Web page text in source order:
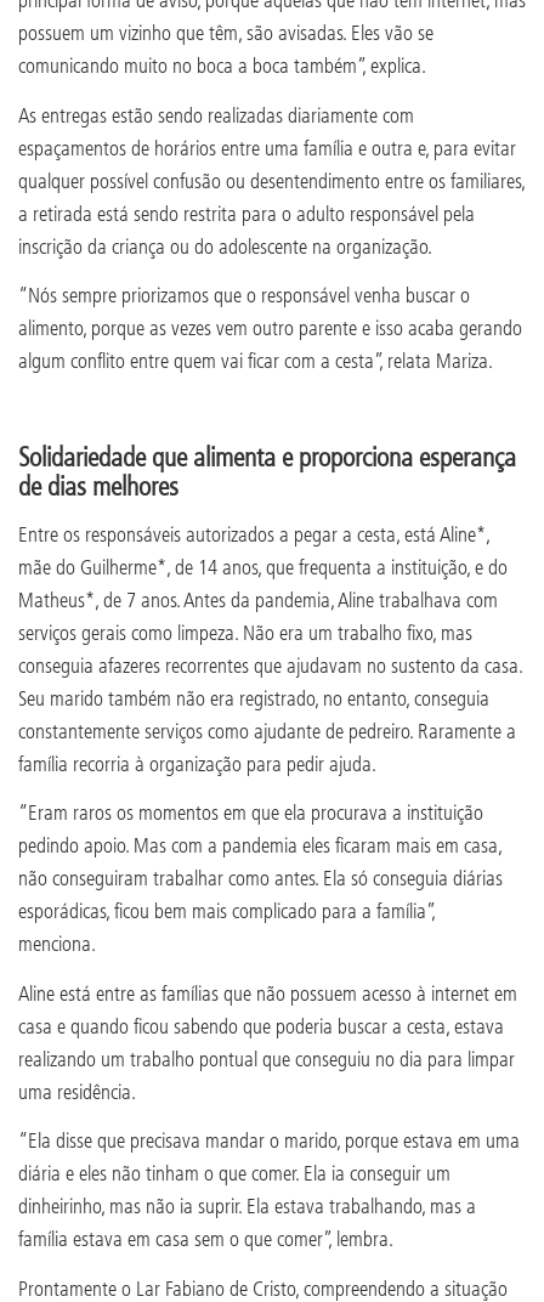
possuem um vizinho que têm, são avisadas. Eles vão se
comunicando muito no boca a boca também”, explica.
As entregas estão sendo realizadas diariamente com
espaçamentos de horários entre uma família e outra e, para evitar
qualquer possível confusão ou desentendimento entre os familiares,
a retirada está sendo restrita para o adulto responsável pela
inscrição da criança ou do adolescente na organização.
“Nós sempre priorizamos que o responsável venha buscar o
alimento, porque as vezes vem outro parente e isso acaba gerando
algum conflito entre quem vai ficar com a cesta”, relata Mariza.
Solidariedade que alimenta e proporciona esperança
de dias melhores
Entre os responsáveis autorizados a pegar a cesta, está Aline*,
mãe do Guilherme*, de 14 anos, que frequenta a instituição, e do
Matheus*, de 7 anos. Antes da pandemia, Aline trabalhava com
serviços gerais como limpeza. Não era um trabalho fixo, mas
conseguia afazeres recorrentes que ajudavam no sustento da casa.
Seu marido também não era registrado, no entanto, conseguia
constantemente serviços como ajudante de pedreiro. Raramente a
família recorria à organização para pedir ajuda.
“Eram raros os momentos em que ela procurava a instituição
pedindo apoio. Mas com a pandemia eles ficaram mais em casa,
não conseguiram trabalhar como antes. Ela só conseguia diárias
esporádicas, ficou bem mais complicado para a família”,
menciona.
Aline está entre as famílias que não possuem acesso à internet em
casa e quando ficou sabendo que poderia buscar a cesta, estava
realizando um trabalho pontual que conseguiu no dia para limpar
uma residência.
“Ela disse que precisava mandar o marido, porque estava em uma
diária e eles não tinham o que comer. Ela ia conseguir um
dinheirinho, mas não ia suprir. Ela estava trabalhando, mas a
família estava em casa sem o que comer”, lembra.
Prontamente o Lar Fabiano de Cristo, compreendendo a situação